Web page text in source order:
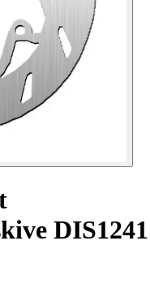
DIS1241